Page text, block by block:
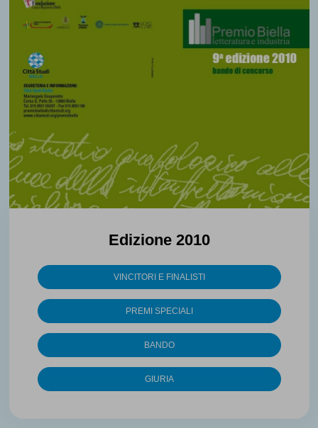
Edizione 2010
VINCITORI E FINALISTI
PREMI SPECIALI
BANDO
GIURIA